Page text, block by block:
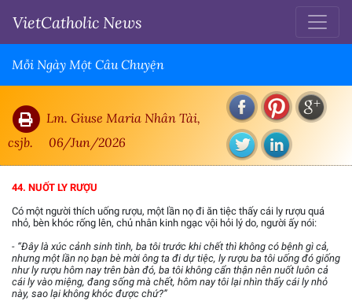
VietCatholic News
Mỗi Ngày Một Câu Chuyện
Lm. Giuse Maria Nhân Tài,
csjb.
06/Jun/2026
44. NUỐT LY RƯỢU
Có một người thích uống rượu, một lần nọ đi ăn tiệc thấy cái ly rượu quá
nhỏ, bèn khóc rống lên, chủ nhân kinh ngạc vội hỏi lý do, người ấy nói:
- “Đây là xúc cảnh sinh tình, ba tôi trước khi chết thì không có bệnh gì cả,
nhưng một lần nọ bạn bè mời ông ta đi dự tiệc, ly rượu ba tôi uống đó giống
như ly rượu hôm nay trên bàn đó, ba tôi không cẩn thận nên nuốt luôn cả
cái ly vào miệng, đang sống mà chết, hôm nay tôi lại nhìn thấy cái ly nhỏ
này, sao lại không khóc được chứ?”